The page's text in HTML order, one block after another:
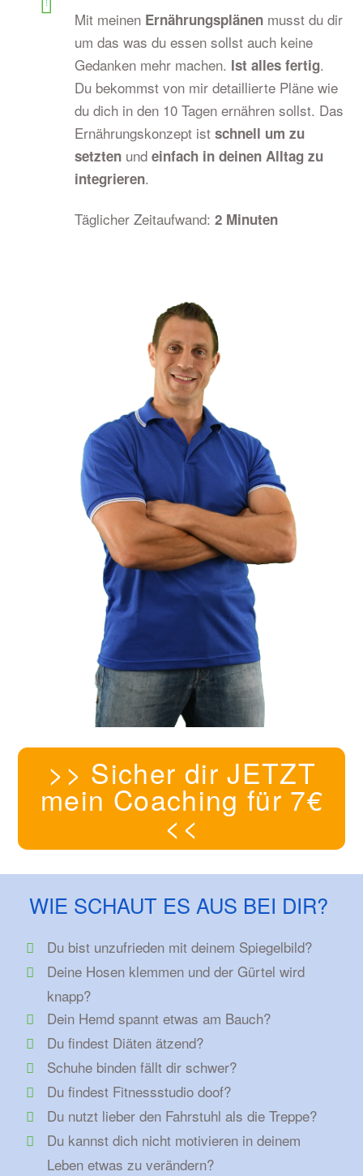
Mit meinen Ernährungsplänen musst du dir
um das was du essen sollst auch keine
Gedanken mehr machen. Ist alles fertig.
Du bekommst von mir detaillierte Pläne wie
du dich in den 10 Tagen ernähren sollst. Das
Ernährungskonzept istschnell um zu
setzten undeinfach in deinen Alltag zu
integrieren.
Täglicher Zeitaufwand:2 Minuten
>> Sicher dir JETZT
mein Coaching für 7€
<<
WIE SCHAUT ES AUS BEI DIR?
Du bist unzufrieden mit deinem Spiegelbild?
Deine Hosen klemmen und der Gürtel wird
knapp?
Dein Hemd spannt etwas am Bauch?
Du findest Diäten ätzend?
Schuhe binden fällt dir schwer?
Du findest Fitnessstudio doof?
Du nutzt lieber den Fahrstuhl als die Treppe?
Du kannst dich nicht motivieren in deinem
Leben etwas zu verändern?